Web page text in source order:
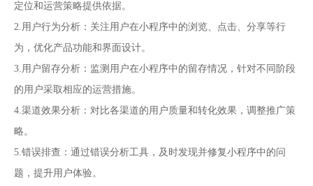
定位和运营策略提供依据。
2.用户行为分析：关注用户在小程序中的浏览、点击、分享等行
为，优化产品功能和界面设计。
3.用户留存分析：监测用户在小程序中的留存情况，针对不同阶段
的用户采取相应的运营措施。
4.渠道效果分析：对比各渠道的用户质量和转化效果，调整推广策
略。
5.错误排查：通过错误分析工具，及时发现并修复小程序中的问
题，提升用户体验。